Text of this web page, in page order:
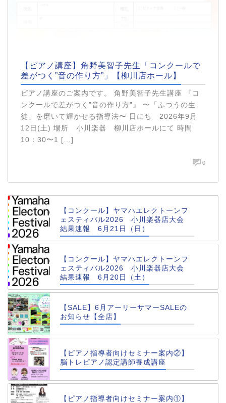
【ピアノ講座】角野美智子先生「コンクールで
差がつく”音の作り方”」【柳川店ホール】
ピアノ講座のご案内です。 角野美智子先生講座 『コ
ンクールで差がつく”音の作り方”』 〜「ふつうの生
徒」を磨いて輝かせる指導法〜 日にち 2026年9月
12日(土) 場所 小川楽器 柳川店ホールにて 時間
10：30〜1 […]
0
【コンクール】ヤマハエレクトーンフ
ェスティバル2026 小川楽器店大会
結果速報 6月21日（日）
【コンクール】ヤマハエレクトーンフ
ェスティバル2026 小川楽器店大会
結果速報 6月20日（土）
【SALE】6月アーリーサマーSALEの
お知らせ【全店】
【ピアノ指導者向けセミナー案内②】
脳トレピアノ認定講師養成講座
【ピアノ指導者向けセミナー案内①】